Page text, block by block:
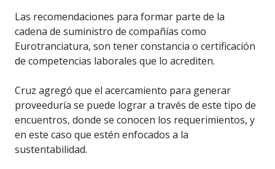
Las recomendaciones para formar parte de la
cadena de suministro de compañías como
Eurotranciatura, son tener constancia o certificación
de competencias laborales que lo acrediten.
Cruz agregó que el acercamiento para generar
proveeduría se puede lograr a través de este tipo de
encuentros, donde se conocen los requerimientos, y
en este caso que estén enfocados a la
sustentabilidad.